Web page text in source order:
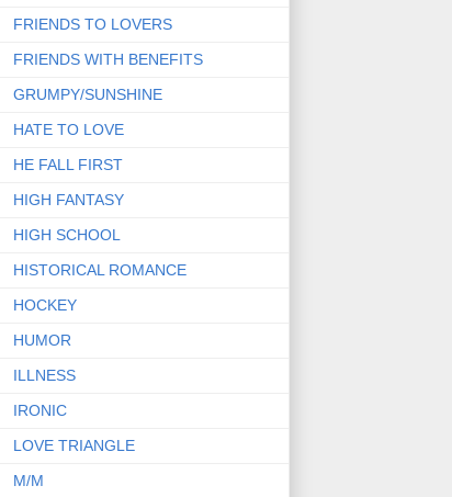
FRIENDS TO LOVERS
FRIENDS WITH BENEFITS
GRUMPY/SUNSHINE
HATE TO LOVE
HE FALL FIRST
HIGH FANTASY
HIGH SCHOOL
HISTORICAL ROMANCE
HOCKEY
HUMOR
ILLNESS
IRONIC
LOVE TRIANGLE
M/M